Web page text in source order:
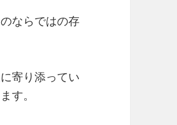
ならではの存
寄り添ってい
す。